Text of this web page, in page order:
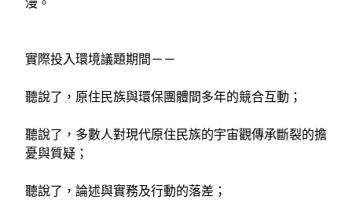
實際投入環境議題期間－－
聽說了，原住民族與環保團體間多年的競合互動；
聽說了，多數人對現代原住民族的宇宙觀傳承斷裂的擔
憂與質疑；
聽說了，論述與實務及行動的落差；